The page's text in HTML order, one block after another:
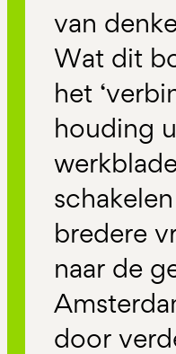
van
Wat dit
het
houding
bredere
naar de
door